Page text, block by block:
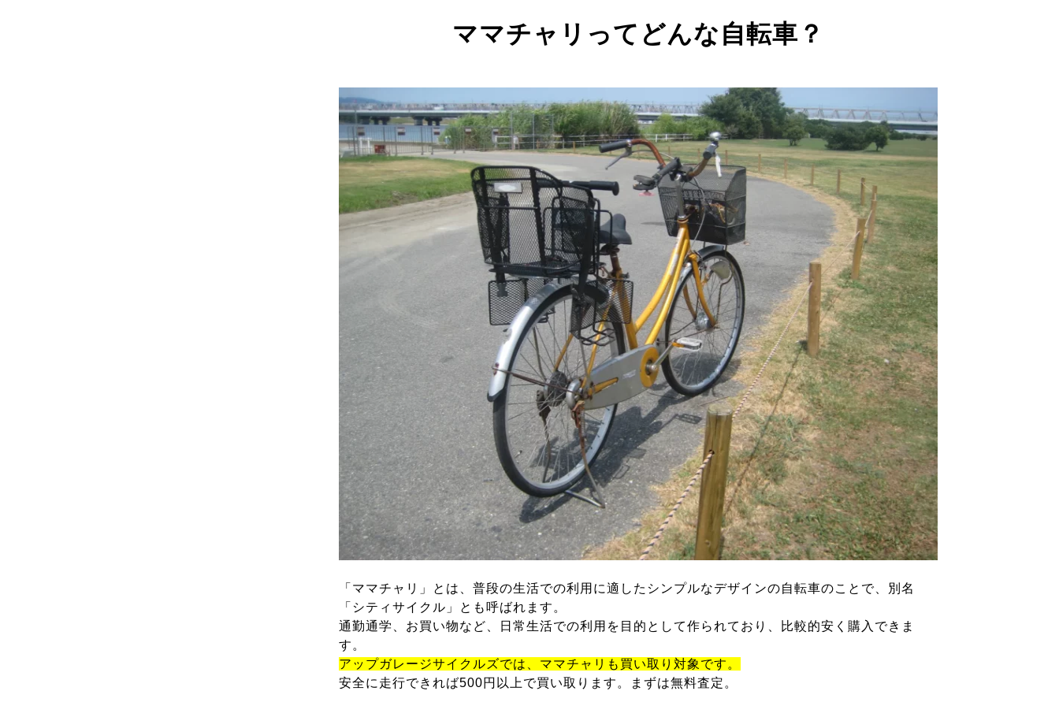
ママチャリってどんな自転車？
「ママチャリ」とは、普段の生活での利用に適したシンプルなデザインの自転車のことで、別名
「シティサイクル」とも呼ばれます。
通勤通学、お買い物など、日常生活での利用を目的として作られており、比較的安く購入できま
す。
アップガレージサイクルズでは、ママチャリも買い取り対象です。
安全に走行できれば500円以上で買い取ります。まずは無料査定。